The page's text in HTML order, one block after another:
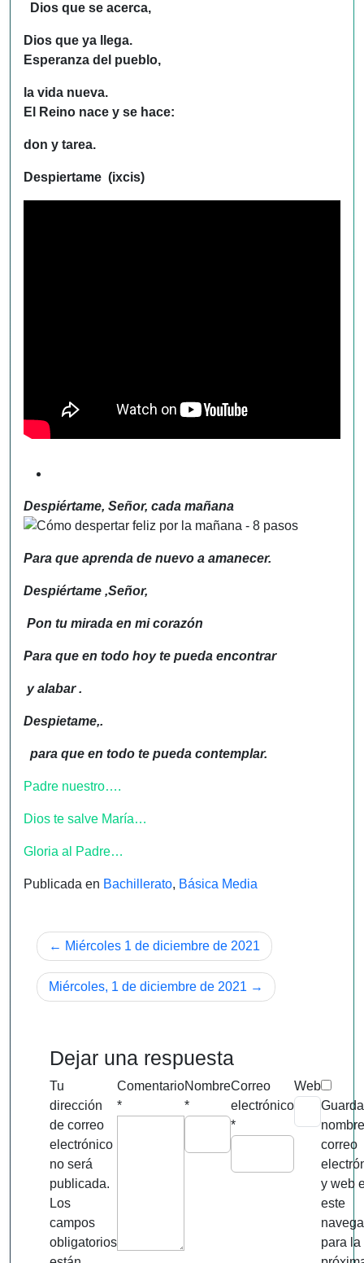
Dios que se acerca,
Dios que ya llega.
Esperanza del pueblo,
la vida nueva.
El Reino nace y se hace:
don y tarea.
Despiertame (ixcis)
Despiértame, Señor, cada mañana
Para que aprenda de nuevo a amanecer.
Despiértame ,Señor,
Pon tu mirada en mi corazón
Para que en todo hoy te pueda encontrar
y alabar .
Despietame,.
para que en todo te pueda contemplar.
Padre nuestro….
Dios te salve María…
Gloria al Padre…
Publicada en Bachillerato, Básica Media
Navegación
de
entradas
Miércoles 1 de diciembre de 2021
Miércoles, 1 de diciembre de 2021
Dejar una respuesta
Tu
dirección
de correo
electrónico
no será
publicada.
Los
campos
obligatorios
Comentario
*
Nombre
*
Correo
electrónico
*
Web
correo
y web
este
para la